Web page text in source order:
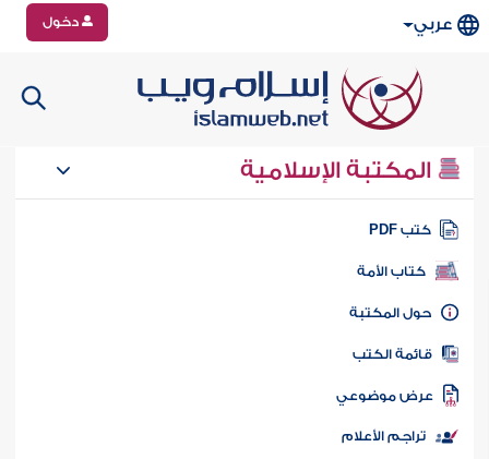
عربي دخول
المكتبة الإسلامية
كتب PDF
كتاب الأمة
المكتبة
الكتب
موضوعي